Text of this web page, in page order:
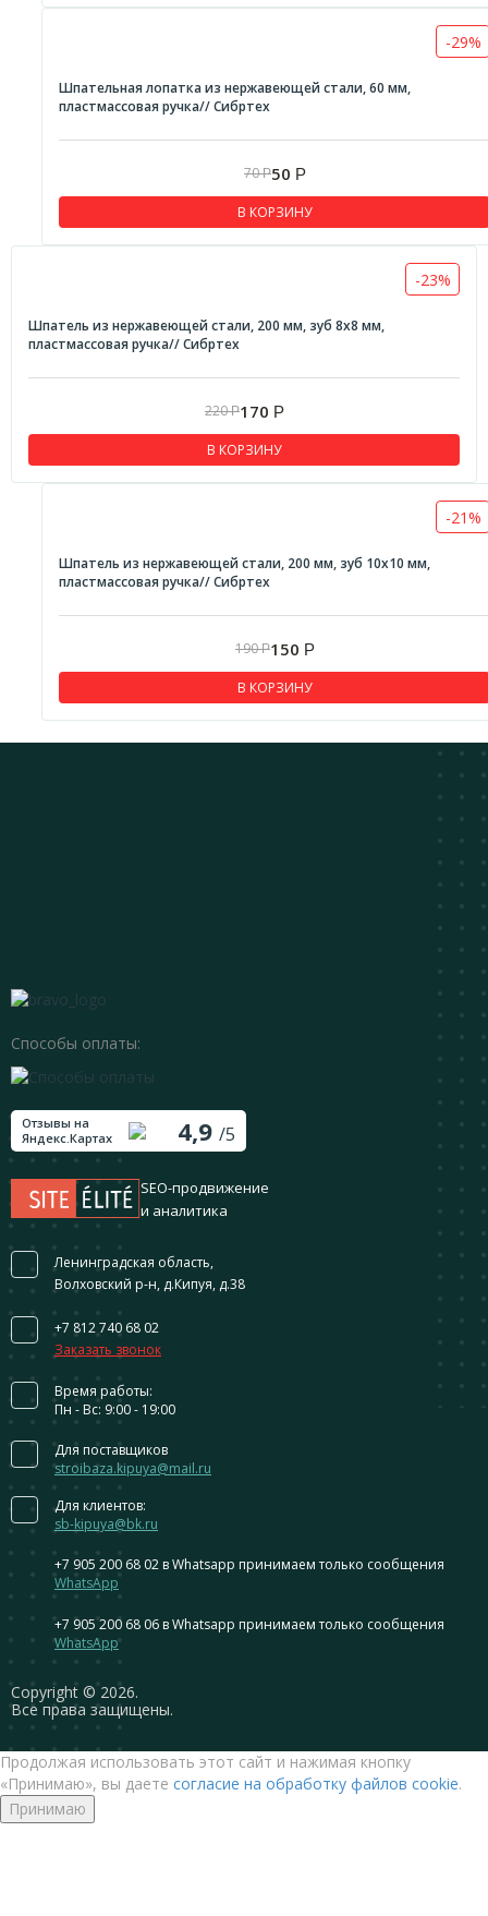
-29%
Шпательная лопатка из нержавеющей стали, 60 мм,
пластмассовая ручка// Сибртех
70Р50 Р
В КОРЗИНУ
-23%
Шпатель из нержавеющей стали, 200 мм, зуб 8х8 мм,
пластмассовая ручка// Сибртех
220Р170 Р
В КОРЗИНУ
-21%
Шпатель из нержавеющей стали, 200 мм, зуб 10х10 мм,
пластмассовая ручка// Сибртех
190Р150 Р
В КОРЗИНУ
Сopyright © 2026.
Все права защищены.
Способы оплаты:
Отзывы на
Яндекс.Картах
4,9 /5
SEO-продвижение
и аналитика
Ленинградская область,
Волховский р-н, д.Кипуя, д.38
+7 812 740 68 02
Заказать звонок
Время работы:
Пн - Вс: 9:00 - 19:00
Для поставщиков
stroibaza.kipuya@mail.ru
Для клиентов:
sb-kipuya@bk.ru
+7 905 200 68 02 в Whatsapp принимаем только сообщения
WhatsApp
+7 905 200 68 06 в Whatsapp принимаем только сообщения
WhatsApp
Продолжая использовать этот сайт и нажимая кнопку
«Принимаю», вы даете согласие на обработку файлов cookie.
Принимаю